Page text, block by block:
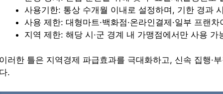
사용기한: 통상 수개월 이내로 설정하며, 기한 경과
사용 제한: 대형마트·백화점·온라인결제·일부 프랜
지역 제한: 해당 시·군 경계 내 가맹점에서만 사용 가
러한 틀은 지역경제 파급효과를 극대화하고, 신속 집행·
.